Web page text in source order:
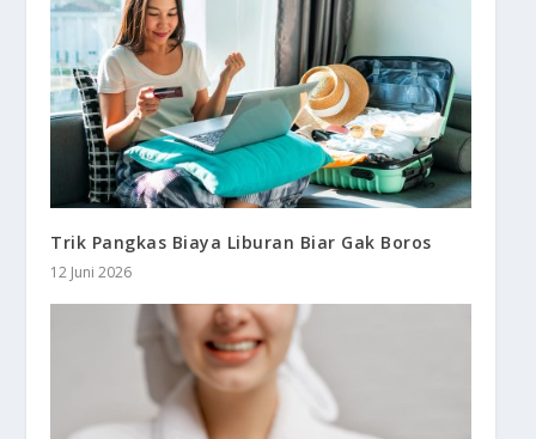
Trik Pangkas Biaya Liburan Biar Gak Boros
12 Juni 2026